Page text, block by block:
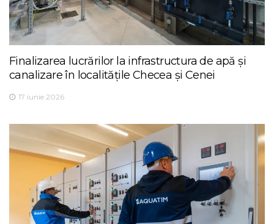
Finalizarea lucrărilor la infrastructura de apă și
canalizare în localitățile Checea și Cenei
17 iunie 2026